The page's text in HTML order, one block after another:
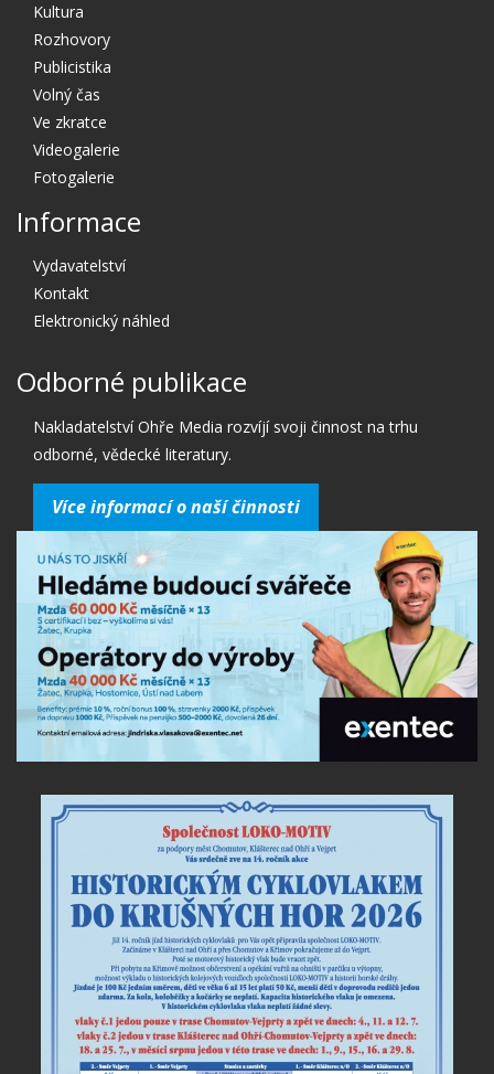
Kultura
Rozhovory
Publicistika
Volný čas
Ve zkratce
Videogalerie
Fotogalerie
Informace
Vydavatelství
Kontakt
Elektronický náhled
Odborné publikace
Nakladatelství Ohře Media rozvíjí svoji činnost na trhu
odborné, vědecké literatury.
Více informací o naší činnosti